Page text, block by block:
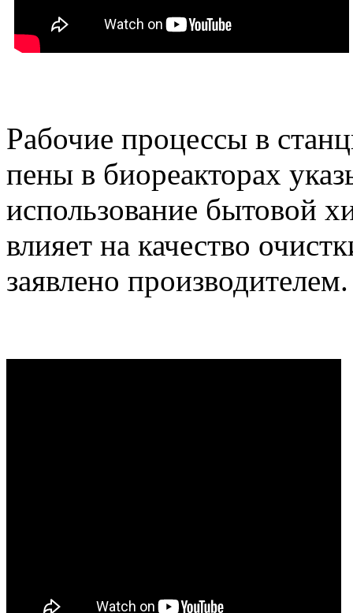
Рабочие процессы в
пены в биореакторах
использование бытовой
влияет на качество
заявлено производителем.